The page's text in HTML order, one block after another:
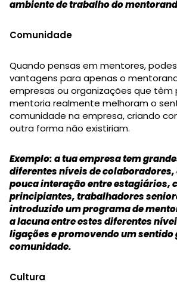
ambiente de trabalho do
Comunidade
Quando pensas em mentores,
vantagens para apenas o
empresas ou organizações que têm
mentoria realmente melhoram o
comunidade na empresa, criando
outra forma não existiriam.
Exemplo: a tua empresa tem
diferentes níveis de
pouca interação entre estagiários,
principiantes, trabalhadores
introduzido um programa de
a lacuna entre estes diferentes
ligações e promovendo um sentido
comunidade.
Cultura